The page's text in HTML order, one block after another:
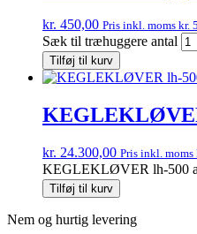
kr. 450,00 Pris inkl. moms kr.
Sæk til træhuggere antal
Tilføj til kurv
kr. 24.300,00 Pris inkl. moms
KEGLEKLØVER lh-500
Tilføj til kurv
Nem og hurtig levering